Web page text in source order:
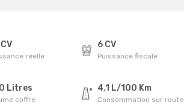
réelle
6 CV
Puissance fiscale
Litres
coffre
4,1 L/100 Km
Consommation sur route